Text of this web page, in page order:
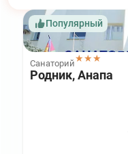
Популярный
Санаторий★★★
Родник, Анапа